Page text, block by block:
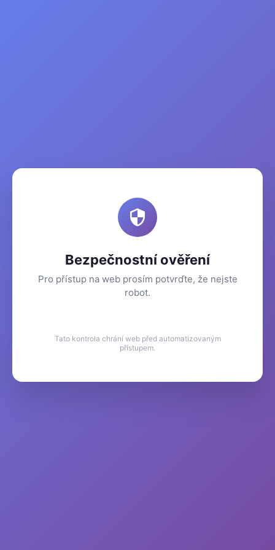
Bezpečnostní ověření
Pro přístup na web prosím potvrďte, že nejste
robot.
Tato kontrola chrání web před automatizovaným
přístupem.